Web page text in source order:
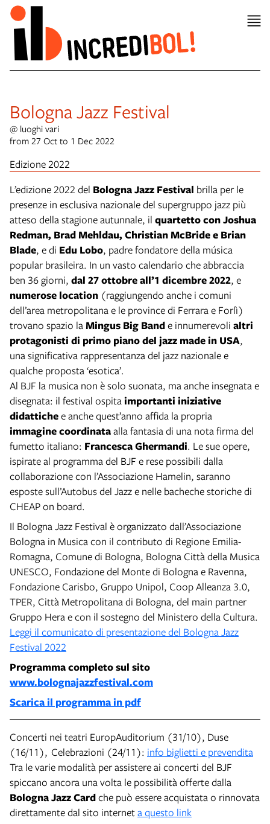
Bologna Jazz Festival
@ luoghi vari
from 27 Oct to 1 Dec 2022
Edizione 2022
L’edizione 2022 del Bologna Jazz Festival brilla per le
presenze in esclusiva nazionale del supergruppo jazz più
atteso della stagione autunnale, il quartetto con Joshua
Redman, Brad Mehldau, Christian McBride e Brian
Blade, e di Edu Lobo, padre fondatore della música
popular brasileira. In un vasto calendario che abbraccia
ben 36 giorni, dal 27 ottobre all’1 dicembre 2022, e
numerose location (raggiungendo anche i comuni
dell’area metropolitana e le province di Ferrara e Forlì)
trovano spazio la Mingus Big Bande innumerevoli altri
protagonisti di primo piano del jazz made in USA,
una significativa rappresentanza del jazz nazionale e
qualche proposta ‘esotica’.
Al BJF la musica non è solo suonata, ma anche insegnata e
disegnata: il festival ospitaimportanti iniziative
didattichee anche quest’anno affida la propria
immagine coordinataalla fantasia di una nota firma del
fumetto italiano: Francesca Ghermandi. Le sue opere,
ispirate al programma del BJF e rese possibili dalla
collaborazione con l’Associazione Hamelin, saranno
esposte sull’Autobus del Jazz e nelle bacheche storiche di
CHEAP on board.
Il Bologna Jazz Festival è organizzato dall’Associazione
Bologna in Musica con il contributo di Regione Emilia-
Romagna, Comune di Bologna, Bologna Città della Musica
UNESCO, Fondazione del Monte di Bologna e Ravenna,
Fondazione Carisbo, Gruppo Unipol, Coop Alleanza 3.0,
TPER, Città Metropolitana di Bologna, del main partner
Gruppo Hera e con il sostegno del Ministero della Cultura.
Leggi il comunicato di presentazione del Bologna Jazz
Festival 2022
Programma completo sul sito
www.bolognajazzfestival.com
Scarica il programma in pdf
Concerti nei teatri EuropAuditorium (31/10), Duse
(16/11), Celebrazioni (24/11): info biglietti e prevendita
Tra le varie modalità per assistere ai concerti del BJF
spiccano ancora una volta le possibilità offerte dalla
Bologna Jazz Cardche può essere acquistata o rinnovata
direttamente dal sito interneta questo link